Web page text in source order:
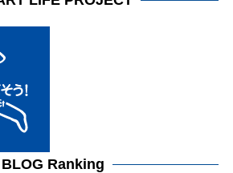
BLOG Ranking